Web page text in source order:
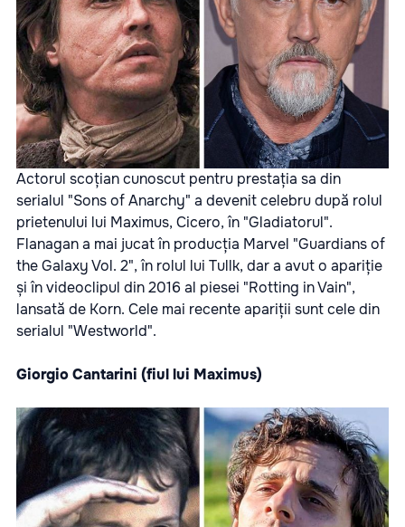
Actorul scoțian cunoscut pentru prestația sa din
serialul "Sons of Anarchy" a devenit celebru după rolul
prietenului lui Maximus, Cicero, în "Gladiatorul".
Flanagan a mai jucat în producția Marvel "Guardians of
the Galaxy Vol. 2", în rolul lui Tullk, dar a avut o apariție
și în videoclipul din 2016 al piesei "Rotting in Vain",
lansată de Korn. Cele mai recente apariții sunt cele din
serialul "Westworld".
Giorgio Cantarini (fiul lui Maximus)